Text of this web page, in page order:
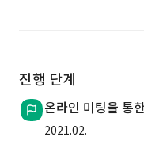
진행 단계
온라인 미팅을 통
2021.02.